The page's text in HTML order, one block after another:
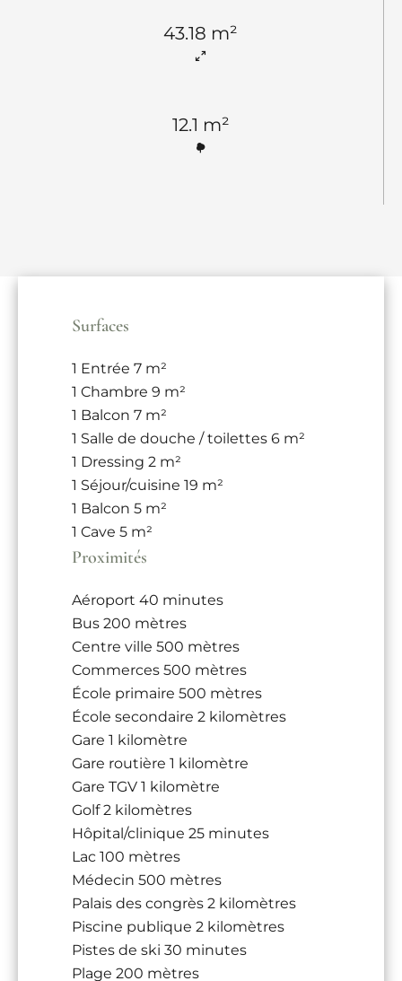
43.18 m²
12.1 m²
Surfaces
1 Entrée 7 m²
1 Chambre 9 m²
1 Balcon 7 m²
1 Salle de douche / toilettes 6 m²
1 Dressing 2 m²
1 Séjour/cuisine 19 m²
1 Balcon 5 m²
1 Cave 5 m²
Proximités
Aéroport 40 minutes
Bus 200 mètres
Centre ville 500 mètres
Commerces 500 mètres
École primaire 500 mètres
École secondaire 2 kilomètres
Gare 1 kilomètre
Gare routière 1 kilomètre
Gare TGV 1 kilomètre
Golf2 kilomètres
Hôpital/clinique 25 minutes
Lac 100 mètres
Médecin 500 mètres
Palais des congrès 2 kilomètres
Piscine publique 2 kilomètres
Pistes de ski 30 minutes
Plage 200 mètres